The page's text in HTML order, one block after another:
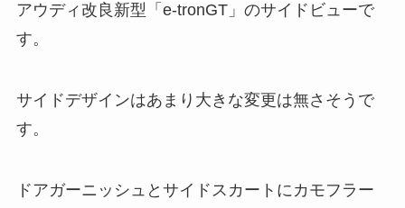
アウディ改良新型「e-tronGT」のサイドビューで
す。
サイドデザインはあまり大きな変更は無さそうで
す。
ドアガーニッシュとサイドスカートにカモフラー